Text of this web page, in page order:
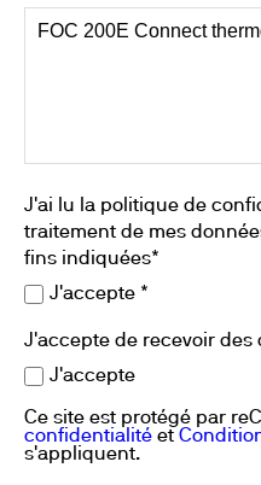
J'ai lu la politique de
traitement de mes
fins indiquées*
J'accepte *
J'accepte de recevoir des
J'accepte
Ce site est protégé par
confidentialité et
s'appliquent.